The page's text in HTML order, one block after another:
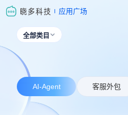
应用广场
全部类目 
AI-Agent 客服外包